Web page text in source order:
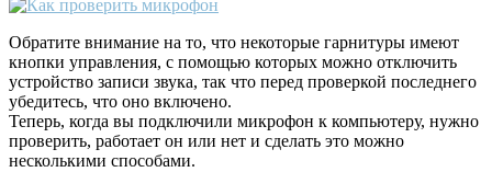
Обратите внимание на то, что некоторые гарнитуры имеют
кнопки управления, с помощью которых можно отключить
устройство записи звука, так что перед проверкой последнего
убедитесь, что оно включено.
Теперь, когда вы подключили микрофон к компьютеру, нужно
проверить, работает он или нет и сделать это можно
несколькими способами.